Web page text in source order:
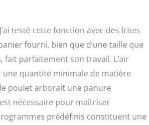
testé cette fonction avec des frites
fourni, bien que d’une taille que
parfaitement son travail. L’air
quantité minimale de matière
poulet arborait une panure
nécessaire pour maîtriser
prédéfinis constituent une